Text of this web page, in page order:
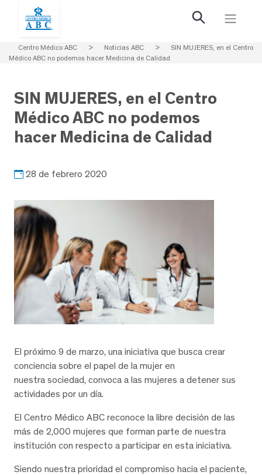
Centro Médico ABC > Noticias ABC >
SIN MUJERES, en el Centro
Médico ABC no podemos hacer Medicina de Calidad
SIN MUJERES, en el Centro
Médico ABC no podemos
hacer Medicina de Calidad
28 de febrero 2020
El próximo 9 de marzo, una iniciativa que busca crear
conciencia sobre el papel de la mujer en
nuestra sociedad, convoca a las mujeres a detener sus
actividades por un día.
El Centro Médico ABC reconoce la libre decisión de las
más de 2,000 mujeres que forman parte de nuestra
institución con respecto a participar en esta iniciativa.
Siendo nuestra prioridad el compromiso hacia el paciente,